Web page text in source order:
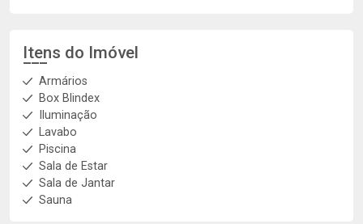
Itens do Imóvel
Armários
Box Blindex
Iluminação
Lavabo
Piscina
Sala de Estar
Sala de Jantar
Sauna